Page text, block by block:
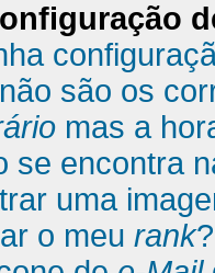
são os
mas a
se encontra
uma
o meu rank?